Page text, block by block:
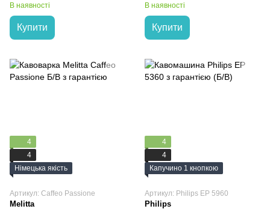
В наявності
Купити
В наявності
Купити
4
4
Німецька якість
Артикул: Caffeo Passione
Melitta
4
4
Капучино 1 кнопкою
Артикул: Philips EP 5960
Philips